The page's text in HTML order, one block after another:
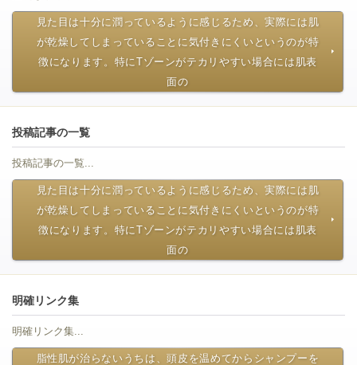
見た目は十分に潤っているように感じるため、実際には肌
が乾燥してしまっていることに気付きにくいというのが特
徴になります。特にTゾーンがテカリやすい場合には肌表
面の
投稿記事の一覧
投稿記事の一覧...
見た目は十分に潤っているように感じるため、実際には肌
が乾燥してしまっていることに気付きにくいというのが特
徴になります。特にTゾーンがテカリやすい場合には肌表
面の
明確リンク集
明確リンク集...
脂性肌が治らないうちは、頭皮を温めてからシャンプーを